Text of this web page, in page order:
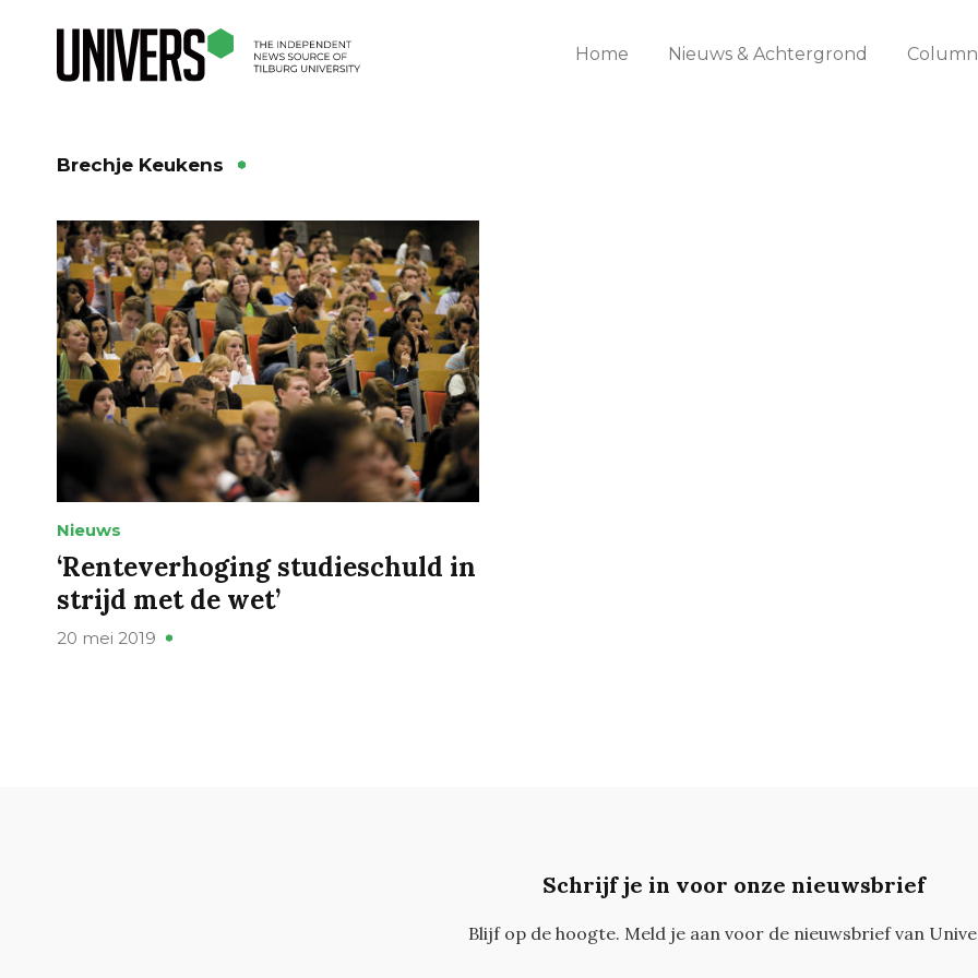
Home Nieuws & Achtergrond
Brechje Keukens
Nieuws
‘Renteverhoging studieschuld in
strijd met de wet’
20 mei 2019
Schrijf je in voor onze nieuwsbrief
Blijf op de hoogte. Meld je aan voor de nieuwsbrief van